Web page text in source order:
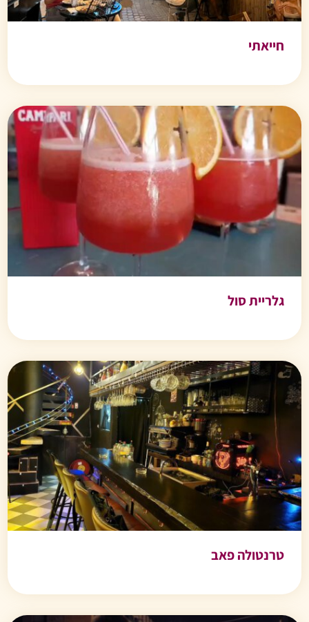
חייאתי
גלריית סול
טרנטולה פאב